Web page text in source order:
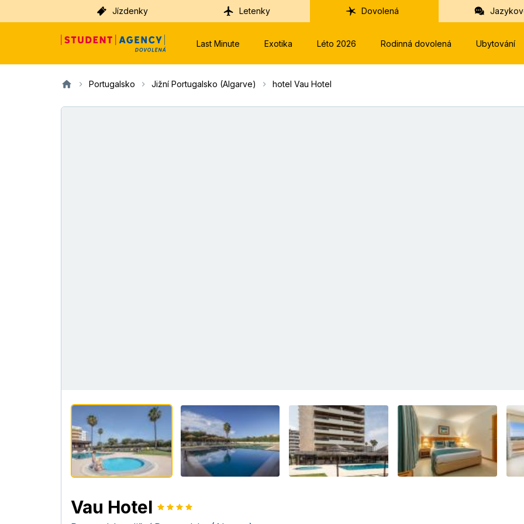
Jízdenky Letenky Dovolená
Last Minute Exotika Léto 2026 Rodinná dovolená Ubytování
Portugalsko Jižní Portugalsko (Algarve) hotel Vau Hotel
Vau Hotel